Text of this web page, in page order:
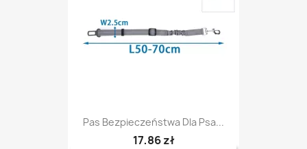
Pas Bezpieczeństwa Dla Psa...
17,86 zł